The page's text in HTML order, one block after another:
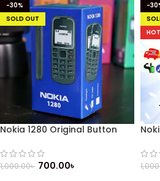
-30%
SOLD OUT
Nokia 1280 Original Button
1,000.00৳ 700.00৳
-
HOT